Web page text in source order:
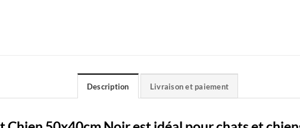
Description Livraison et paiement